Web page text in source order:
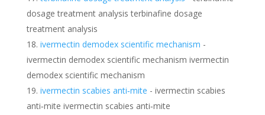
dosage treatment analysis terbinafine dosage
treatment analysis
ivermectin demodex scientific mechanism -
ivermectin demodex scientific mechanism ivermectin
demodex scientific mechanism
ivermectin scabies anti‑mite - ivermectin scabies
anti‑mite ivermectin scabies anti‑mite